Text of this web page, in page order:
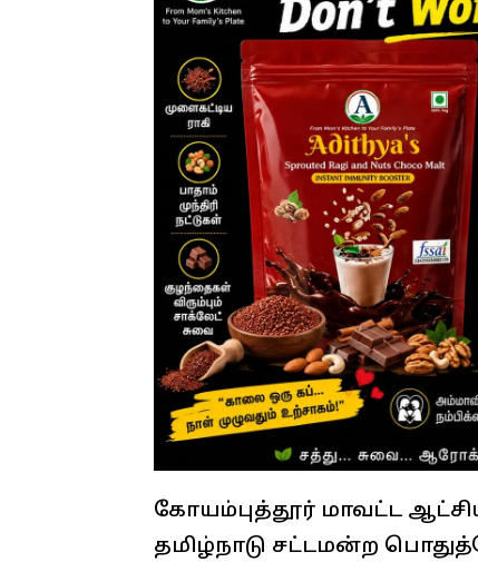
கோயம்புத்தூர் மாவட்ட
தமிழ்நாடு சட்டமன்ற